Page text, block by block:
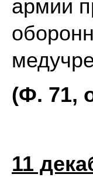
армии
(Ф. 71,
11